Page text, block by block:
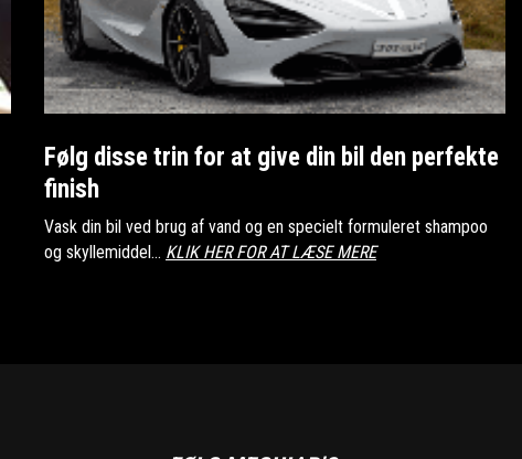
Følg disse trin for at give din bil den perfekte
finish
Vask din bil ved brug af vand og en specielt formuleret shampoo
og skyllemiddel... KLIK HER FOR AT LÆSE MERE